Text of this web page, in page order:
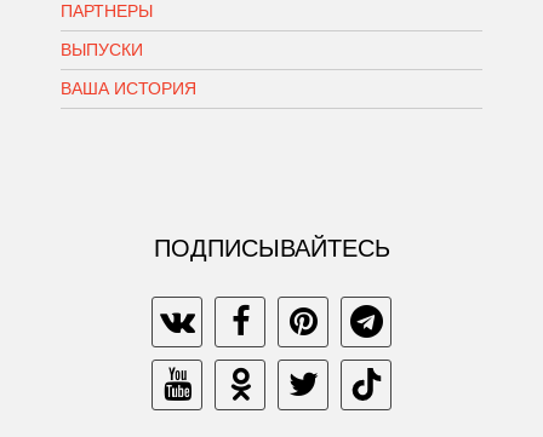
ПАРТНЕРЫ
ВЫПУСКИ
ВАША ИСТОРИЯ
ПОДПИСЫВАЙТЕСЬ